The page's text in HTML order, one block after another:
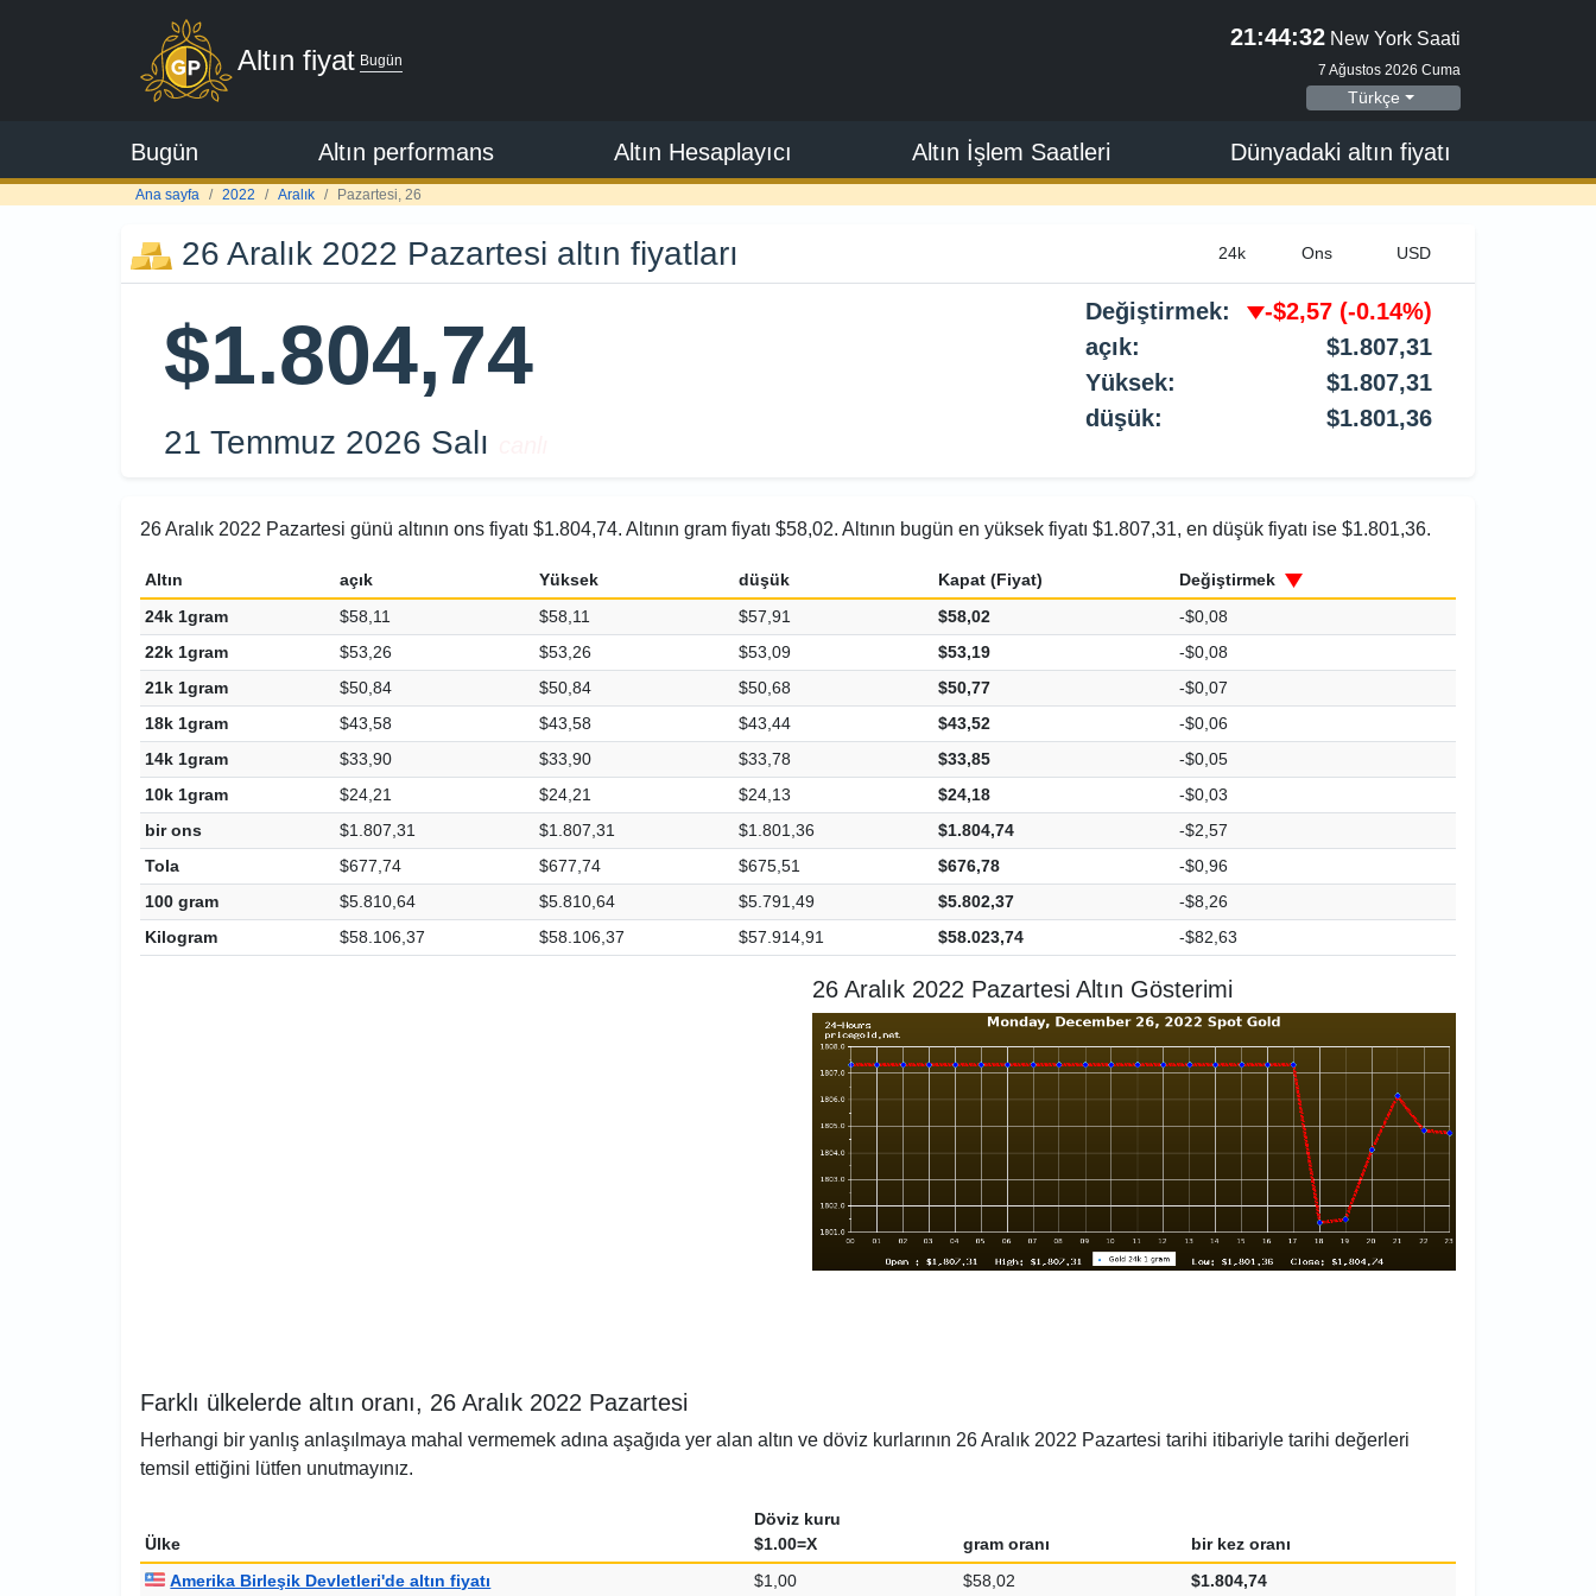
Altın fiyat Bugün
21:44:33 New York Saati
7 Ağustos 2026 Cuma
Türkçe
Bugün Altın performans Altın Hesaplayıcı Altın İşlem Saatleri Dünyadaki altın fiyatı
Ana sayfa 2022 Aralık Pazartesi, 26
26 Aralık 2022 Pazartesi altın fiyatları
$1.804,74
21 Temmuz 2026 Salı
Değiştirmek: -$2,57 (-0.14%)
açık:
$1.807,31
Yüksek:
$1.807,31
düşük:
$1.801,36
26 Aralık 2022 Pazartesi günü altının ons fiyatı $1.804,74. Altının gram fiyatı $58,02. Altının bugün en yüksek fiyatı $1.807,31, en düşük fiyatı ise $1.801,36.
Altın açık Yüksek düşük Kapat (Fiyat)
Değiştirmek
24k 1gram
$58,11 $58,11 $57,91 $58,02
-$0,08
22k 1gram
$53,26 $53,26 $53,09 $53,19
-$0,08
21k 1gram
$50,84 $50,84 $50,68 $50,77
-$0,07
18k 1gram
$43,58 $43,58 $43,44 $43,52
-$0,06
14k 1gram
$33,90 $33,90 $33,78 $33,85
-$0,05
10k 1gram
$24,21 $24,21 $24,13 $24,18
-$0,03
bir ons
$1.807,31 $1.807,31 $1.801,36 $1.804,74
-$2,57
Tola
$677,74 $677,74 $675,51 $676,78
-$0,96
100 gram
$5.810,64 $5.810,64 $5.791,49 $5.802,37
-$8,26
Kilogram
$58.106,37 $58.106,37 $57.914,91 $58.023,74 -$82,63
26 Aralık 2022 Pazartesi Altın Gösterimi
Farklı ülkelerde altın oranı, 26 Aralık 2022 Pazartesi
Herhangi bir yanlış anlaşılmaya mahal vermemek adına aşağıda yer alan altın ve döviz kurlarının 26 Aralık 2022 Pazartesi tarihi itibariyle tarihi değerleri
temsil ettiğini lütfen unutmayınız.
Ülke
Döviz kuru
$1.00=X
gram oranı
bir kez oranı
Amerika Birleşik Devletleri'de altın fiyatı
$1,00 $58,02 $1.804,74